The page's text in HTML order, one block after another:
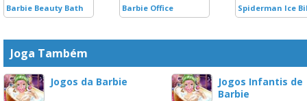
Barbie Beauty Bath Barbie Office Spiderman Ice
Joga Também
Jogos da Barbie
Jogos Infantis de
Barbie